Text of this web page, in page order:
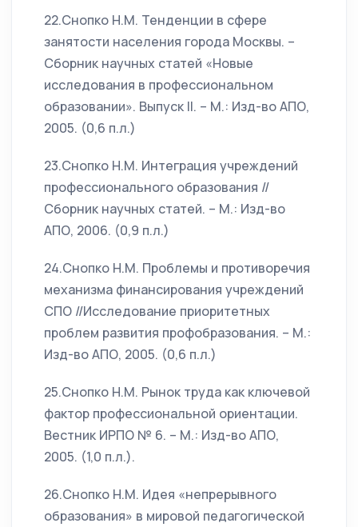
22.Снопко Н.М. Тенденции в сфере
занятости населения города Москвы. –
Сборник научных статей «Новые
исследования в профессиональном
образовании». Выпуск II. – М.: Изд-во АПО,
2005. (0,6 п.л.)
23.Снопко Н.М. Интеграция учреждений
профессионального образования //
Сборник научных статей. – М.: Изд-во
АПО, 2006. (0,9 п.л.)
24.Снопко Н.М. Проблемы и противоречия
механизма финансирования учреждений
СПО //Исследование приоритетных
проблем развития профобразования. – М.:
Изд-во АПО, 2005. (0,6 п.л.)
25.Снопко Н.М. Рынок труда как ключевой
фактор профессиональной ориентации.
Вестник ИРПО № 6. – М.: Изд-во АПО,
2005. (1,0 п.л.).
26.Снопко Н.М. Идея «непрерывного
образования» в мировой педагогической